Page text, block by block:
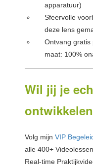
apparatuur)
Sfeervolle
deze lens
Ontvang gratis
maat: 100%
Wil jij je
Volg mijn VIP
alle 400+
Real-time